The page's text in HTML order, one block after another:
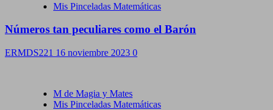
Mis Pinceladas Matemáticas
Números tan peculiares como el Barón
ERMDS221 16 noviembre 2023 0
M de Magia y Mates
Mis Pinceladas Matemáticas